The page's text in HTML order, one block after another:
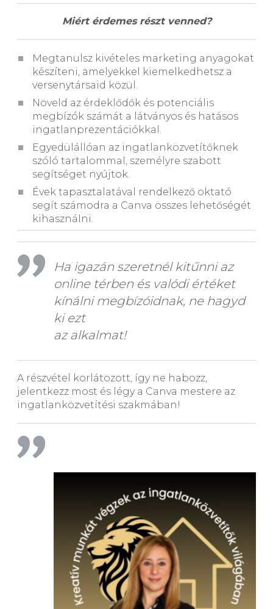
Miért érdemes részt venned?
Megtanulsz kivételes marketing anyagokat
készíteni, amelyekkel kiemelkedhetsz a
versenytársaid közül.
Növeld az érdeklődők és potenciális
megbízók számát a látványos és hatásos
ingatlanprezentációkkal.
Egyedülállóan az ingatlanközvetítőknek
szóló tartalommal, személyre szabott
segítséget nyújtok.
Évek tapasztalatával rendelkező oktató
segít számodra a Canva összes lehetőségét
kihasználni.
Ha igazán szeretnél kitűnni az
online térben és valódi értéket
kínálni megbízóidnak, ne hagyd
ki ezt
az alkalmat!
A részvétel korlátozott, így ne habozz,
jelentkezz most és légy a Canva mestere az
ingatlanközvetítési szakmában!